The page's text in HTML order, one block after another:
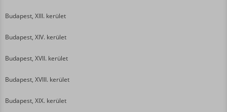
Budapest, XIII. kerület
Budapest, XIV. kerület
Budapest, XVII. kerület
Budapest, XVIII. kerület
Budapest, XIX. kerület